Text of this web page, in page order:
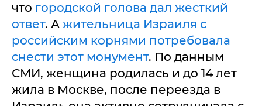
что городской голова дал жесткий
ответ. А жительница Израиля с
российским корнями потребовала
снести этот монумент. По данным
СМИ, женщина родилась и до 14 лет
жила в Москве, после переезда в